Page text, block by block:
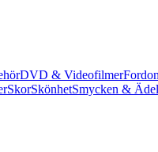
DVD & VideofilmerFordon
SkorSkönhetSmycken &